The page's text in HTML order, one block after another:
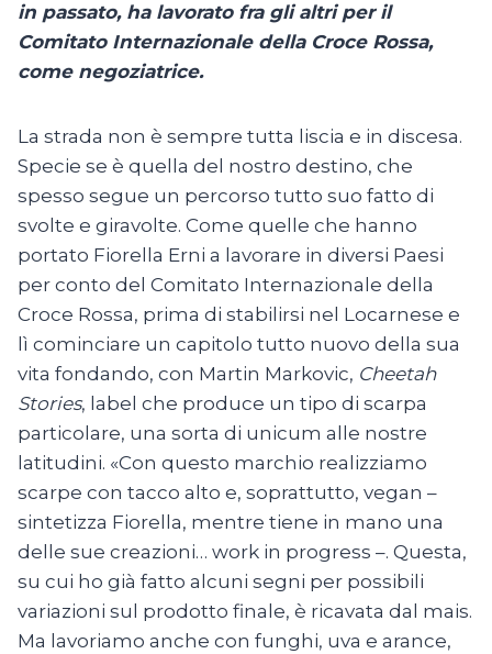
in passato, ha lavorato fra gli altri per il
Comitato Internazionale della Croce Rossa,
come negoziatrice.
La strada non è sempre tutta liscia e in discesa.
Specie se è quella del nostro destino, che
spesso segue un percorso tutto suo fatto di
svolte e giravolte. Come quelle che hanno
portato Fiorella Erni a lavorare in diversi Paesi
per conto del Comitato Internazionale della
Croce Rossa, prima di stabilirsi nel Locarnese e
lì cominciare un capitolo tutto nuovo della sua
vita fondando, con Martin Markovic, Cheetah
Stories, label che produce un tipo di scarpa
particolare, una sorta di unicum alle nostre
latitudini. «Con questo marchio realizziamo
scarpe con tacco alto e, soprattutto, vegan –
sintetizza Fiorella, mentre tiene in mano una
delle sue creazioni… work in progress –. Questa,
su cui ho già fatto alcuni segni per possibili
variazioni sul prodotto finale, è ricavata dal mais.
Ma lavoriamo anche con funghi, uva e arance,